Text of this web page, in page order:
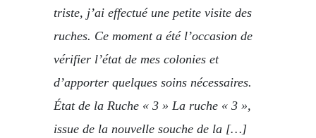
triste, j’ai effectué une petite visite des
ruches. Ce moment a été l’occasion de
vérifier l’état de mes colonies et
d’apporter quelques soins nécessaires.
État de la Ruche « 3 » La ruche « 3 »,
issue de la nouvelle souche de la […]